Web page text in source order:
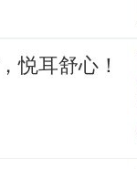
悦耳舒心！